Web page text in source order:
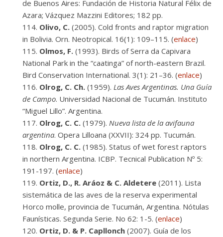
de Buenos Aires: Fundación de Historia Natural Félix de
Azara; Vázquez Mazzini Editores; 182 pp.
Olivo, C. (2005). Cold fronts and raptor migration
in Bolivia. Orn. Neotropical. 16(1): 109–115. (enlace)
Olmos, F. (1993). Birds of Serra da Capivara
National Park in the “caatinga” of north-eastern Brazil.
Bird Conservation International. 3(1): 21–36. (enlace)
Olrog, C. Ch. (1959). Las Aves Argentinas. Una Guía
de Campo. Universidad Nacional de Tucumán. Instituto
“Miguel Lillo”. Argentina.
Olrog, C. C. (1979). Nueva lista de la avifauna
argentina. Opera Lilloana (XXVII): 324 pp. Tucumán.
Olrog, C. C. (1985). Status of wet forest raptors
in northern Argentina. ICBP. Tecnical Publication Nº 5:
191-197. (enlace)
Ortiz, D., R. Aráoz & C. Aldetere (2011). Lista
sistemática de las aves de la reserva experimental
Horco molle, provincia de Tucumán, Argentina. Nótulas
Faunísticas. Segunda Serie. No 62: 1-5. (enlace)
Ortiz, D. & P. Capllonch (2007). Guía de los